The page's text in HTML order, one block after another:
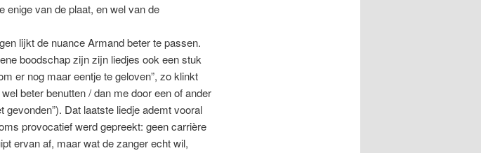
enige van de plaat, en wel van de
lijkt de nuance Armand beter te passen.
boodschap zijn zijn liedjes ook een stuk
er nog maar eentje te geloven”, zo klinkt
beter benutten / dan me door een of ander
gevonden”). Dat laatste liedje ademt vooral
provocatief werd gepreekt: geen carrière
ervan af, maar wat de zanger echt wil,